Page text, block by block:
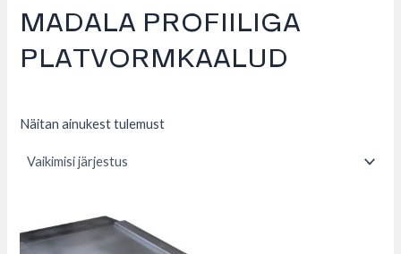
MADALA PROFIILIGA
PLATVORMKAALUD
Näitan ainukest tulemust
has